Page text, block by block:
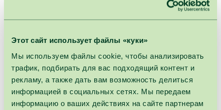
Этот сайт использует файлы «куки»
Мы используем файлы cookie, чтобы анализировать
трафик, подбирать для вас подходящий контент и
рекламу, а также дать вам возможность делиться
информацией в социальных сетях. Мы передаем
информацию о ваших действиях на сайте партнерам
Чтобы дать своему организму все необходимые для
близлежащего источника. Обогащенная самыми
необходимыми микроэлементами - натрием,
кальцием, магнием и хлором - эта вода обладает
частью оздоровления гостей SPA VILNIUS.
Этот пакет услуг: